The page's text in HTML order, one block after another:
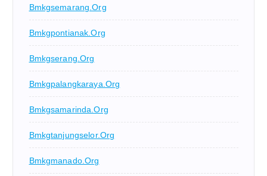
Bmkgsemarang.org
Bmkgpontianak.org
Bmkgserang.org
Bmkgpalangkaraya.org
Bmkgsamarinda.org
Bmkgtanjungselor.org
Bmkgmanado.org